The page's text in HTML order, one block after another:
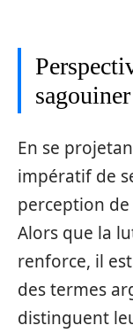
sagouiner
En se
impératif de
perception de
Alors que la
renforce, il
des termes
distinguent